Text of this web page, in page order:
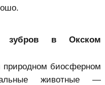
зубров в Окском
природном биосферном
животные —